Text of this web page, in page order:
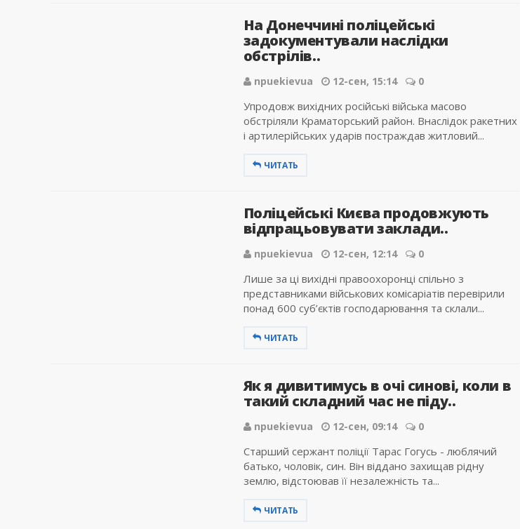
На Донеччині поліцейські
задокументували наслідки
обстрілів..
npuekievua 12-сен, 15:14 0
Упродовж вихідних російські війська масово
обстріляли Краматорський район. Внаслідок ракетних
і артилерійських ударів постраждав житловий...
ЧИТАТЬ
Поліцейські Києва продовжують
відпрацьовувати заклади..
npuekievua 12-сен, 12:14 0
Лише за ці вихідні правоохоронці спільно з
представниками військових комісаріатів перевірили
понад 600 суб’єктів господарювання та склали...
ЧИТАТЬ
Як я дивитимусь в очі синові, коли в
такий складний час не піду..
npuekievua 12-сен, 09:14 0
Старший сержант поліції Тарас Гогусь - люблячий
батько, чоловік, син. Він віддано захищав рідну
землю, відстоював її незалежність та...
ЧИТАТЬ